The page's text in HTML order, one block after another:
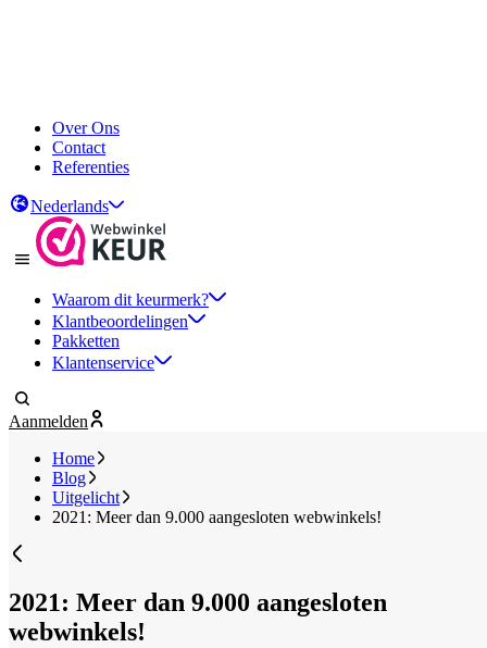
Over Ons
Contact
Referenties
Nederlands
Waarom dit keurmerk?
Klantbeoordelingen
Pakketten
Klantenservice
Aanmelden
Home
Blog
Uitgelicht
2021: Meer dan 9.000 aangesloten webwinkels!
2021: Meer dan 9.000 aangesloten
webwinkels!